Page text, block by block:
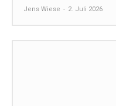
Jens Wiese - 2. Juli 2026